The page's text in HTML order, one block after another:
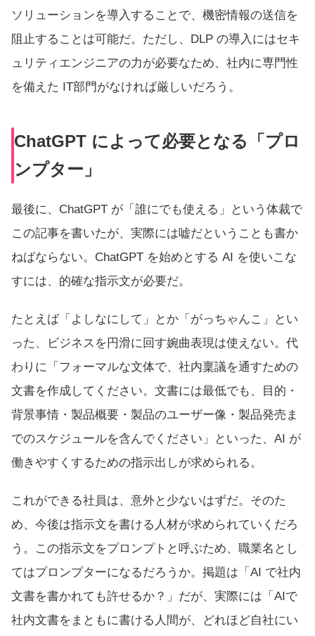
ソリューションを導入することで、機密情報の送信を
阻止することは可能だ。ただし、DLP の導入にはセキ
ュリティエンジニアの力が必要なため、社内に専門性
を備えた IT部門がなければ厳しいだろう。
ChatGPT によって必要となる「プロ
ンプター」
最後に、ChatGPT が「誰にでも使える」という体裁で
この記事を書いたが、実際には嘘だということも書か
ねばならない。ChatGPT を始めとする AI を使いこな
すには、的確な指示文が必要だ。
たとえば「よしなにして」とか「がっちゃんこ」とい
った、ビジネスを円滑に回す婉曲表現は使えない。代
わりに「フォーマルな文体で、社内稟議を通すための
文書を作成してください。文書には最低でも、目的・
背景事情・製品概要・製品のユーザー像・製品発売ま
でのスケジュールを含んでください」といった、AI が
働きやすくするための指示出しが求められる。
これができる社員は、意外と少ないはずだ。そのた
め、今後は指示文を書ける人材が求められていくだろ
う。この指示文をプロンプトと呼ぶため、職業名とし
てはプロンプターになるだろうか。掲題は「AI で社内
文書を書かれても許せるか？」だが、実際には「AIで
社内文書をまともに書ける人間が、どれほど自社にい